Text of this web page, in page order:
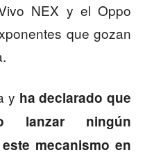
NEX y el Oppo
que gozan
y ha declarado que
lanzar ningún
mecanismo en